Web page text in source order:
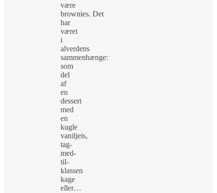
være
brownies. Det
har
været
i
alverdens
sammenhænge:
som
del
af
en
dessert
med
en
kugle
vaniljeis,
tag-
med-
til-
klassen
kage
eller…